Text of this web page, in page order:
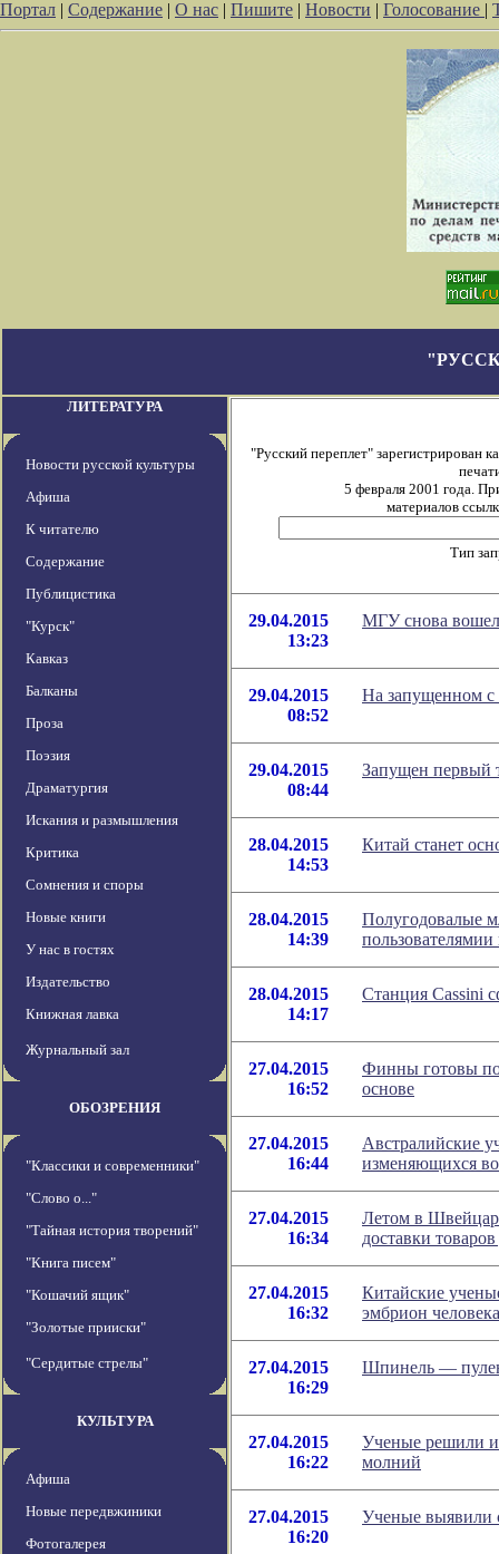
Портал | Содержание | О нас | Пишите | Новости | Голосование |
ЛИТЕРАТУРА
Новости русской культуры
Афиша
К читателю
Содержание
Публицистика
"Курск"
Кавказ
Балканы
Проза
Поэзия
Драматургия
Искания и размышления
Критика
Сомнения и споры
Новые книги
У нас в гостях
Издательство
Книжная лавка
Журнальный зал
ОБОЗРЕНИЯ
"Классики и современники"
"Слово о..."
"Тайная история творений"
"Книга писем"
"Кошачий ящик"
"Золотые прииски"
"Сердитые стрелы"
КУЛЬТУРА
Афиша
Новые передвжиники
Фотогалерея
"Русский переплет" зарегистрирован
5 февраля 2001 года.
материалов
Тип
29.04.2015
13:23
МГУ снова вошел
29.04.2015
08:52
На запущенном
29.04.2015
08:44
Запущен первый
28.04.2015
14:53
Китай станет
28.04.2015
14:39
Полугодовалые
пользователямии
28.04.2015
14:17
Станция Cassini
27.04.2015
16:52
Финны готовы
основе
27.04.2015
16:44
Австралийские
изменяющихся
27.04.2015
16:34
Летом в
доставки
27.04.2015
16:32
Китайские
эмбрион человека
27.04.2015
16:29
Шпинель —
27.04.2015
16:22
Ученые решили
молний
27.04.2015
16:20
Ученые выявили